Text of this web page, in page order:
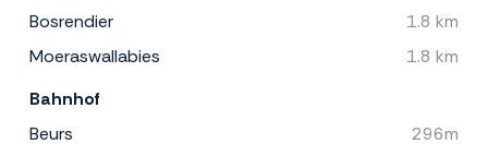
Bosrendier
1.8 km
Moeraswallabies
1.8 km
Bahnhof
Beurs
296m